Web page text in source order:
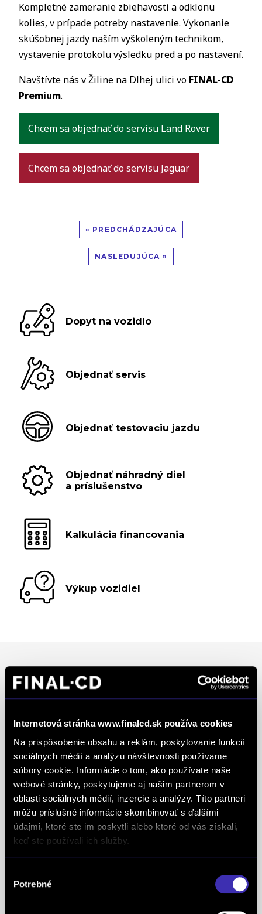
Internetová stránka www.finalcd.sk používa cookies
Na prispôsobenie obsahu a reklám, poskytovanie funkcií
sociálnych médií a analýzu návštevnosti používame
súbory cookie. Informácie o tom, ako používate naše
webové stránky, poskytujeme aj našim partnerom v
oblasti sociálnych médií, inzercie a analýzy. Títo partneri
môžu príslušné informácie skombinovať s ďalšími
údajmi, ktoré ste im poskytli alebo ktoré od vás získali,
keď ste používali ich služby.
súhlasu
Potrebné
Kompletné zameranie zbiehavosti a odklonu
kolies, v prípade potreby nastavenie. Vykonanie
skúšobnej jazdy naším vyškoleným technikom,
vystavenie protokolu výsledku pred a po nastavení.
Navštívte nás v Žiline na Dlhej ulici vo FINAL-CD
Premium.
Chcem sa objednať do servisu Land Rover
Chcem sa objednať do servisu Jaguar
« PREDCHÁDZAJÚCA
NASLEDUJÚCA »
Dopyt na vozidlo
Objednať servis
Objednať testovaciu jazdu
Objednať náhradný diel
a príslušenstvo
Kalkulácia financovania
Výkup vozidiel
Ocenenia
FINAL-CD získalo prestížny certifikát AAA Highest
Creditworthiness, tento certifikát je jedným z
najdôležitejších Európskych štandardov
definujúcich kvalitu obchodnej činnosti. Je
medzinárodne uznávanou známkou obchodnej
kvality a vyhodnocuje sa na základe rovnakej
analytickej metodiky pre všetky európske trhy.
Spoločnosť FINAL-CD získala aj prestížny titul
Superbrands, už tretí rok po sebe. Medzi
2021, 2022 a aj 2023. Je najuznávanejšou
globálnou autoritou v oblasti hodnotenia a